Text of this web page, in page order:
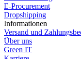
E-Procurement
Dropshipping
Informationen
Versand und
Über uns
Green IT